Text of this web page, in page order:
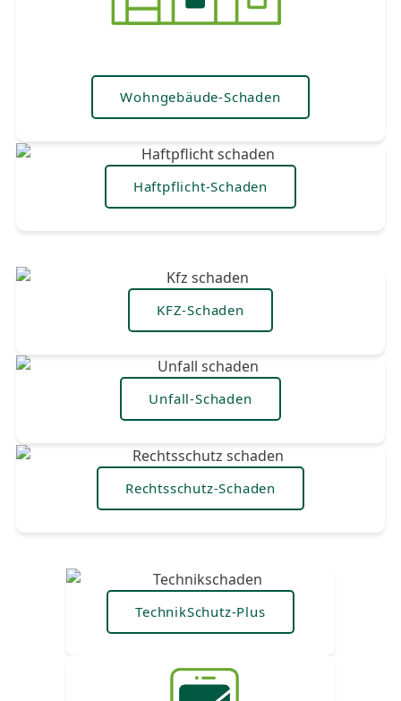
Wohngebäude-Schaden
Haftpflicht-Schaden
KFZ-Schaden
Unfall-Schaden
Rechtsschutz-Schaden
TechnikSchutz-Plus